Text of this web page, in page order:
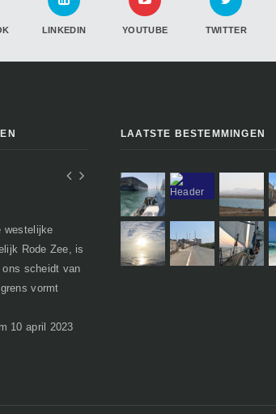
LINKEDIN YOUTUBE TWITTER
westelijke
Rode Zee, is
scheidt van
vormt
10 april 2023
In Egypte of toch niet..
Geen verhalen over woestijnen, farao's
en piramides zoals je misschien zou
verwachten. Egypte heeft bij het
LAATSTE BESTEMMINGEN